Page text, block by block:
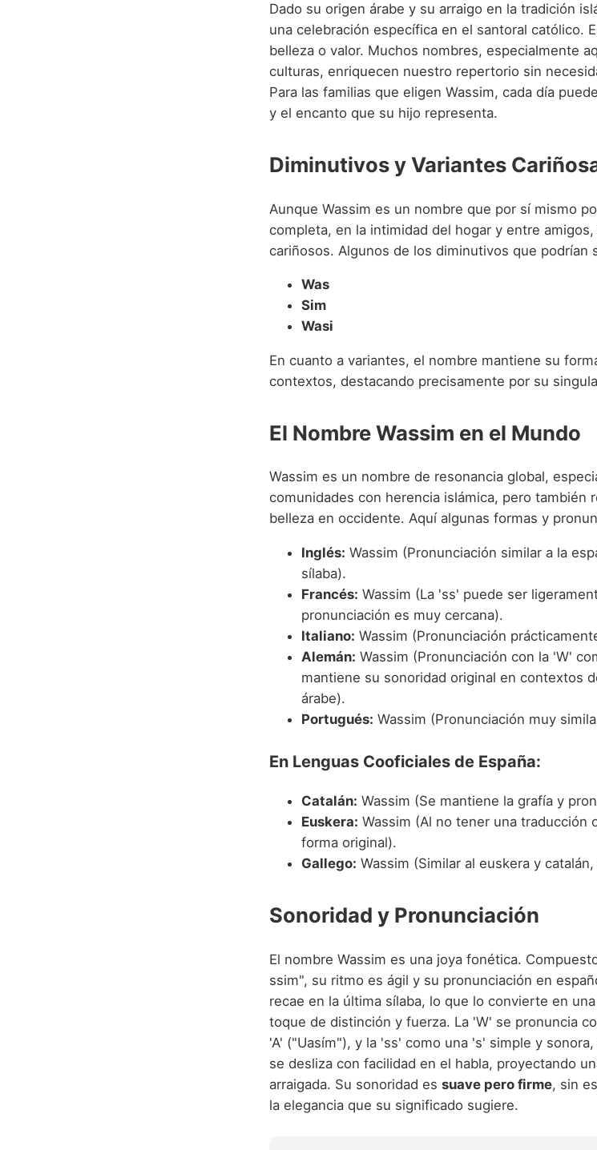
Dado su origen árabe y su arraigo en la tradición
una celebración específica en el santoral católico.
belleza o valor. Muchos nombres, especialmente
culturas, enriquecen nuestro repertorio sin
Para las familias que eligen Wassim, cada día
y el encanto que su hijo representa.
Diminutivos y Variantes
Aunque Wassim es un nombre que por sí mismo
completa, en la intimidad del hogar y entre
cariñosos. Algunos de los diminutivos que podrían
Was
Sim
Wasi
En cuanto a variantes, el nombre mantiene su
contextos, destacando precisamente por su
El Nombre Wassim en el Mundo
Wassim es un nombre de resonancia global,
comunidades con herencia islámica, pero también
belleza en occidente. Aquí algunas formas y
Inglés: Wassim (Pronunciación similar a la
sílaba).
Francés: Wassim (La 'ss' puede ser
pronunciación es muy cercana).
Italiano: Wassim (Pronunciación
Alemán: Wassim (Pronunciación con la 'W'
mantiene su sonoridad original en contextos
árabe).
Portugués: Wassim (Pronunciación muy
En Lenguas Cooficiales de España:
Catalán: Wassim (Se mantiene la grafía y
Euskera: Wassim (Al no tener una traducción
forma original).
Gallego: Wassim (Similar al euskera y
Sonoridad y Pronunciación
El nombre Wassim es una joya fonética.
ssim", su ritmo es ágil y su pronunciación en
recae en la última sílaba, lo que lo convierte en
toque de distinción y fuerza. La 'W' se pronuncia
'A' ("Uasím"), y la 'ss' como una 's' simple y
se desliza con facilidad en el habla, proyectando
arraigada. Su sonoridad es suave pero firme, sin
la elegancia que su significado sugiere.